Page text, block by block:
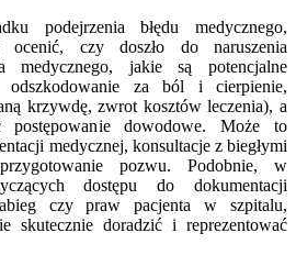
podejrzenia błędu medycznego,
ocenić, czy doszło do naruszenia
medycznego, jakie są potencjalne
odszkodowanie za ból i cierpienie,
krzywdę, zwrot kosztów leczenia), a
postępowanie dowodowe. Może to
medycznej, konsultacje z biegłymi
pozwu. Podobnie, w
dostępu do dokumentacji
czy praw pacjenta w szpitalu,
skutecznie doradzić i reprezentować